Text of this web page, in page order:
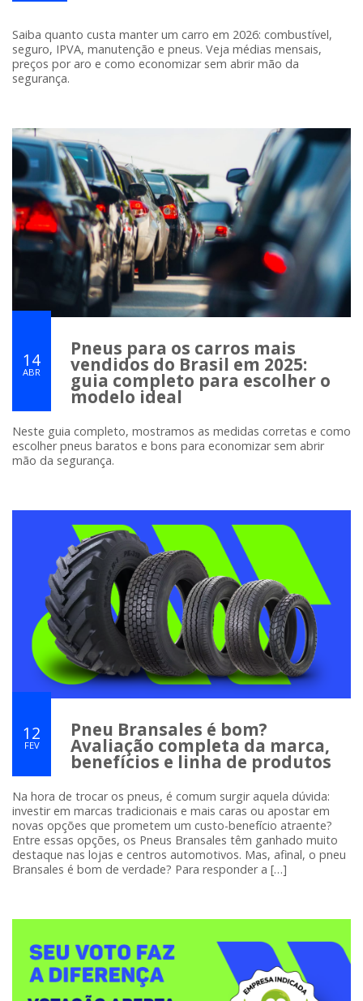
Saiba quanto custa manter um carro em 2026: combustível,
seguro, IPVA, manutenção e pneus. Veja médias mensais,
preços por aro e como economizar sem abrir mão da
segurança.
14
ABR
Pneus para os carros mais
vendidos do Brasil em 2025:
guia completo para escolher o
modelo ideal
Neste guia completo, mostramos as medidas corretas e como
escolher pneus baratos e bons para economizar sem abrir
mão da segurança.
12
FEV
Pneu Bransales é bom?
Avaliação completa da marca,
benefícios e linha de produtos
Na hora de trocar os pneus, é comum surgir aquela dúvida:
investir em marcas tradicionais e mais caras ou apostar em
novas opções que prometem um custo-benefício atraente?
Entre essas opções, os Pneus Bransales têm ganhado muito
destaque nas lojas e centros automotivos. Mas, afinal, o pneu
Bransales é bom de verdade? Para responder a […]